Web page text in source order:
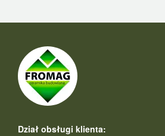
Dział obsługi klienta: